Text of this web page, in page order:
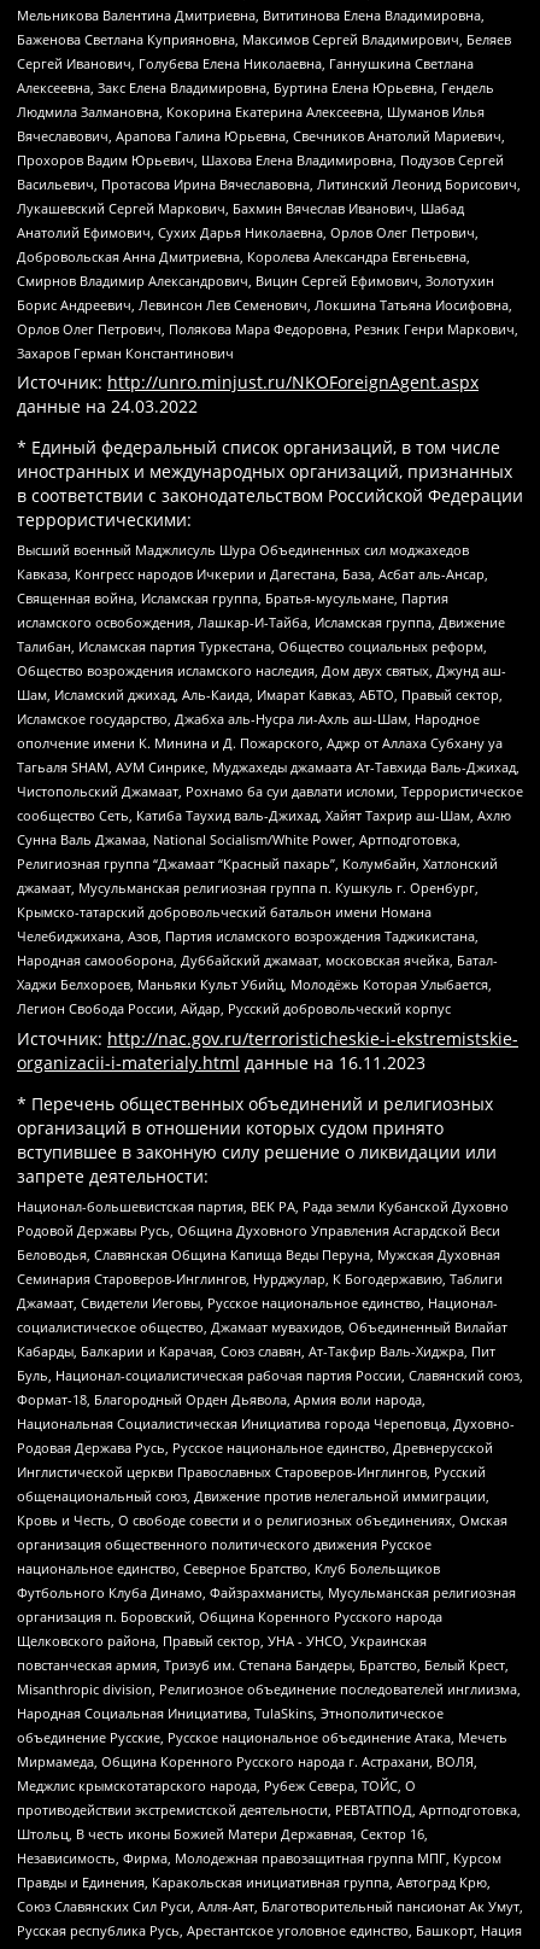
Мельникова Валентина Дмитриевна, Вититинова Елена Владимировна,
Баженова Светлана Куприяновна, Максимов Сергей Владимирович, Беляев
Сергей Иванович, Голубева Елена Николаевна, Ганнушкина Светлана
Алексеевна, Закс Елена Владимировна, Буртина Елена Юрьевна, Гендель
Людмила Залмановна, Кокорина Екатерина Алексеевна, Шуманов Илья
Вячеславович, Арапова Галина Юрьевна, Свечников Анатолий Мариевич,
Прохоров Вадим Юрьевич, Шахова Елена Владимировна, Подузов Сергей
Васильевич, Протасова Ирина Вячеславовна, Литинский Леонид Борисович,
Лукашевский Сергей Маркович, Бахмин Вячеслав Иванович, Шабад
Анатолий Ефимович, Сухих Дарья Николаевна, Орлов Олег Петрович,
Добровольская Анна Дмитриевна, Королева Александра Евгеньевна,
Смирнов Владимир Александрович, Вицин Сергей Ефимович, Золотухин
Борис Андреевич, Левинсон Лев Семенович, Локшина Татьяна Иосифовна,
Орлов Олег Петрович, Полякова Мара Федоровна, Резник Генри Маркович,
Захаров Герман Константинович
Источник: http://unro.minjust.ru/NKOForeignAgent.aspx
данные на 24.03.2022
* Единый федеральный список организаций, в том числе
иностранных и международных организаций, признанных
в соответствии с законодательством Российской Федерации
террористическими:
Высший военный Маджлисуль Шура Объединенных сил моджахедов
Кавказа, Конгресс народов Ичкерии и Дагестана, База, Асбат аль-Ансар,
Священная война, Исламская группа, Братья-мусульмане, Партия
исламского освобождения, Лашкар-И-Тайба, Исламская группа, Движение
Талибан, Исламская партия Туркестана, Общество социальных реформ,
Общество возрождения исламского наследия, Дом двух святых, Джунд аш-
Шам, Исламский джихад, Аль-Каида, Имарат Кавказ, АБТО, Правый сектор,
Исламское государство, Джабха аль-Нусра ли-Ахль аш-Шам, Народное
ополчение имени К. Минина и Д. Пожарского, Аджр от Аллаха Субхану уа
Тагьаля SHAM, АУМ Синрике, Муджахеды джамаата Ат-Тавхида Валь-Джихад,
Чистопольский Джамаат, Рохнамо ба суи давлати исломи, Террористическое
сообщество Сеть, Катиба Таухид валь-Джихад, Хайят Тахрир аш-Шам, Ахлю
Сунна Валь Джамаа, National Socialism/White Power, Артподготовка,
Религиозная группа “Джамаат “Красный пахарь”, Колумбайн, Хатлонский
джамаат, Мусульманская религиозная группа п. Кушкуль г. Оренбург,
Крымско-татарский добровольческий батальон имени Номана
Челебиджихана, Азов, Партия исламского возрождения Таджикистана,
Народная самооборона, Дуббайский джамаат, московская ячейка, Батал-
Хаджи Белхороев, Маньяки Культ Убийц, Молодёжь Которая Улыбается,
Легион Свобода России, Айдар, Русский добровольческий корпус
Источник: http://nac.gov.ru/terroristicheskie-i-ekstremistskie-
organizacii-i-materialy.html данные на 16.11.2023
* Перечень общественных объединений и религиозных
организаций в отношении которых судом принято
вступившее в законную силу решение о ликвидации или
запрете деятельности:
Национал-большевистская партия, ВЕК РА, Рада земли Кубанской Духовно
Родовой Державы Русь, Община Духовного Управления Асгардской Веси
Беловодья, Славянская Община Капища Веды Перуна, Мужская Духовная
Семинария Староверов-Инглингов, Нурджулар, К Богодержавию, Таблиги
Джамаат, Свидетели Иеговы, Русское национальное единство, Национал-
социалистическое общество, Джамаат мувахидов, Объединенный Вилайат
Кабарды, Балкарии и Карачая, Союз славян, Ат-Такфир Валь-Хиджра, Пит
Буль, Национал-социалистическая рабочая партия России, Славянский союз,
Формат-18, Благородный Орден Дьявола, Армия воли народа,
Национальная Социалистическая Инициатива города Череповца, Духовно-
Родовая Держава Русь, Русское национальное единство, Древнерусской
Инглистической церкви Православных Староверов-Инглингов, Русский
общенациональный союз, Движение против нелегальной иммиграции,
Кровь и Честь, О свободе совести и о религиозных объединениях, Омская
организация общественного политического движения Русское
национальное единство, Северное Братство, Клуб Болельщиков
Футбольного Клуба Динамо, Файзрахманисты, Мусульманская религиозная
организация п. Боровский, Община Коренного Русского народа
Щелковского района, Правый сектор, УНА - УНСО, Украинская
повстанческая армия, Тризуб им. Степана Бандеры, Братство, Белый Крест,
Misanthropic division, Религиозное объединение последователей инглиизма,
Народная Социальная Инициатива, TulaSkins, Этнополитическое
объединение Русские, Русское национальное объединение Атака, Мечеть
Мирмамеда, Община Коренного Русского народа г. Астрахани, ВОЛЯ,
Меджлис крымскотатарского народа, Рубеж Севера, ТОЙС, О
противодействии экстремистской деятельности, РЕВТАТПОД, Артподготовка,
Штольц, В честь иконы Божией Матери Державная, Сектор 16,
Независимость, Фирма, Молодежная правозащитная группа МПГ, Курсом
Правды и Единения, Каракольская инициативная группа, Автоград Крю,
Союз Славянских Сил Руси, Алля-Аят, Благотворительный пансионат Ак Умут,
Русская республика Русь, Арестантское уголовное единство, Башкорт, Нация